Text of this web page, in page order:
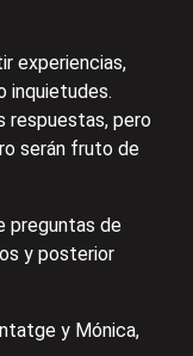
experiencias,
inquietudes.
respuestas, pero
serán fruto de
preguntas de
y posterior
y Mónica,